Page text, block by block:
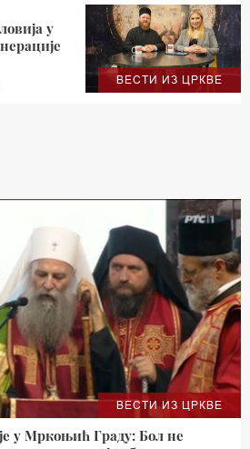
ВЕСТИ ИЗ ЦРКВЕ
у
ВЕСТИ ИЗ ЦРКВЕ
у Мркоњић Граду: Бол не